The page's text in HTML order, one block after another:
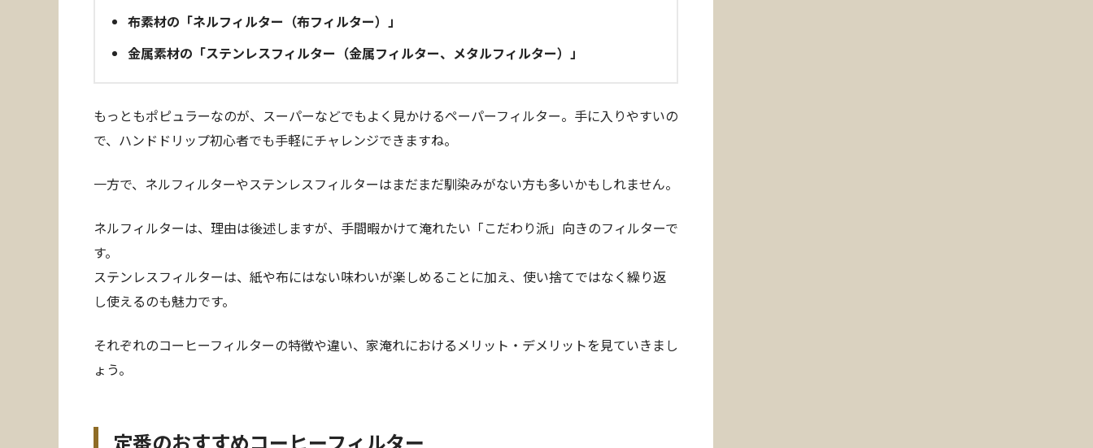
布素材の「ネルフィルター（布フィルター）」
金属素材の「ステンレスフィルター（金属フィルター、メタルフィルター）」
もっともポピュラーなのが、スーパーなどでもよく見かけるペーパーフィルター。手に入りやすいの
で、ハンドドリップ初心者でも手軽にチャレンジできますね。
一方で、ネルフィルターやステンレスフィルターはまだまだ馴染みがない方も多いかもしれません。
ネルフィルターは、理由は後述しますが、手間暇かけて淹れたい「こだわり派」向きのフィルターで
す。
ステンレスフィルターは、紙や布にはない味わいが楽しめることに加え、使い捨てではなく繰り返
し使えるのも魅力です。
それぞれのコーヒーフィルターの特徴や違い、家淹れにおけるメリット・デメリットを見ていきまし
ょう。
定番のおすすめコーヒーフィルター